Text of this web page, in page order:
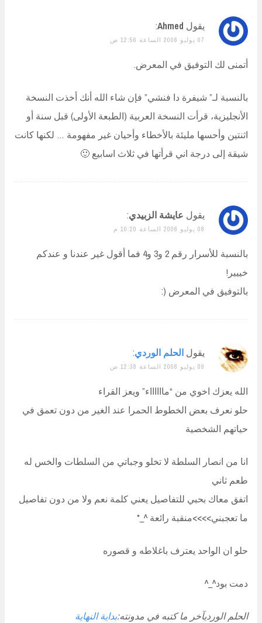
يقول Ahmed
:
07 يوليو 2008 الساعة 12:56 ص
أتمنى لك التوفيق في المعرض.
بالنسبة لـ” شيفرة دا فنشي” فإن شاء الله أنك أخذت النسخة
الأنجليزية، قرأت النسخة العربية (الطبعة الأولى) قبل سنة أو
اثنتين وأحسها مليئة بالأخطاء وأحيان غير مفهومة … لكنها كانت
شيقة إلى درجة اني قرأتها في ثلاث اسابيع 🙂
يقول عايشة الزبيدي:
08 يوليو 2008 الساعة 10:20 م
بالنسبة للأسرار رقم 2 و3 و4 فما أقول غير عندنا و عندكم
خييير!
بالتوفيق في المعرض (:
يقول الحلم الوردي:
09 يوليو 2008 الساعة 12:38 ص
الله يعزك اخوي من “مااااااء” ويعز القراء
حلو نعرف بعض الخطوط الحمرا عند الغير من دون تعمق في
حياتهم الشخصية
انا من انصار السلطة لا تخلو وجباتي من السلطات والخس له
طعم ثاني
اتفق معاك بحبي للتفاصيل يعني كلمة نعم ولا من دون تفاصيل
ما تعجبني>>>>منقبة رائعة ^_*
حلو ان الواحد يعترف باغلاطه و قصوره
دمت بود^_^
الحلم الورديآخر ما كتبه في مدونته:بداية النهاية